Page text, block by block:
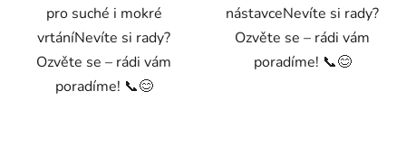
pro suché i mokré
vrtáníNevíte si rady?
Ozvěte se – rádi vám
poradíme! 📞😊
nástavceNevíte si rady?
Ozvěte se – rádi vám
poradíme! 📞😊